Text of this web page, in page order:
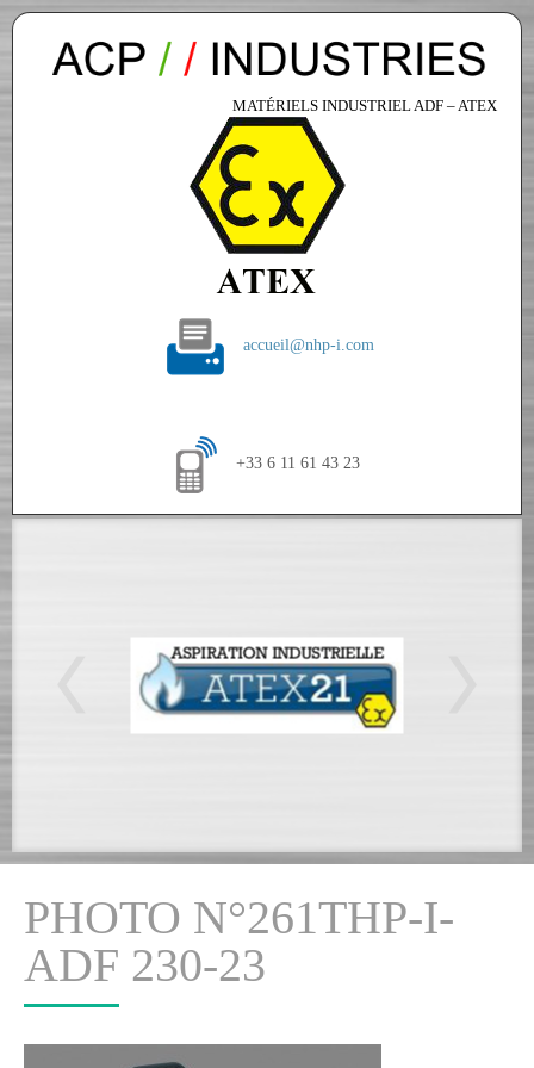
MATÉRIELS INDUSTRIEL ADF – ATEX
accueil@nhp-i.com
+33 6 11 61 43 23
PHOTO N°261THP-I-
ADF 230-23